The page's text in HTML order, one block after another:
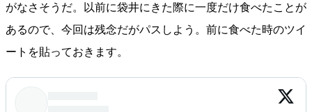
がなさそうだ。以前に袋井にきた際に一度だけ食べたことが
あるので、今回は残念だがパスしよう。前に食べた時のツイ
ートを貼っておきます。